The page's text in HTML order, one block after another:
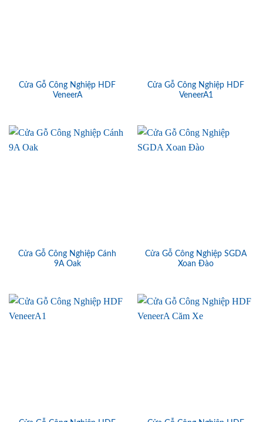
Cửa Gỗ Công Nghiệp HDF
VeneerA
Cửa Gỗ Công Nghiệp HDF
VeneerA1
Cửa Gỗ Công Nghiệp Cánh
9A Oak
Cửa Gỗ Công Nghiệp SGDA
Xoan Đào